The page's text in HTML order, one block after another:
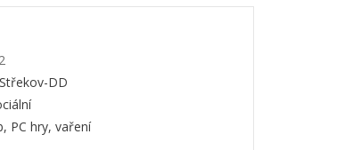
DD
PC hry, vaření